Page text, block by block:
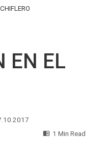
EN EL
1 Min Read